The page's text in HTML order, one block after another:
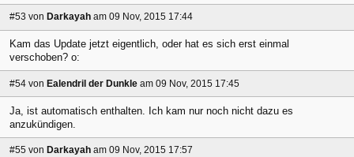
#53 von Darkayah am 09 Nov, 2015 17:44
Kam das Update jetzt eigentlich, oder hat es sich erst einmal
verschoben? o:
#54 von Ealendril der Dunkle am 09 Nov, 2015 17:45
Ja, ist automatisch enthalten. Ich kam nur noch nicht dazu es
anzukündigen.
#55 von Darkayah am 09 Nov, 2015 17:57